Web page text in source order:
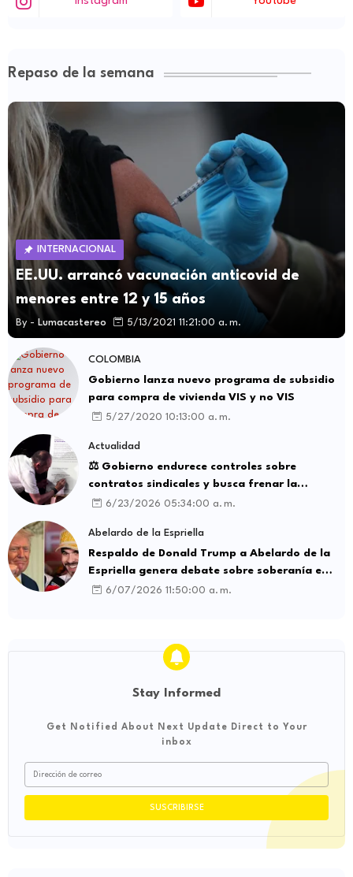
Repaso de la semana
INTERNACIONAL
EE.UU. arrancó vacunación anticovid de
menores entre 12 y 15 años
By - Lumacastereo 5/13/2021 11:21:00 a. m.
COLOMBIA
Gobierno lanza nuevo programa de subsidio
para compra de vivienda VIS y no VIS
5/27/2020 10:13:00 a. m.
Actualidad
⚖️ Gobierno endurece controles sobre
contratos sindicales y busca frenar la
intermediación laboral ilegal
6/23/2026 05:34:00 a. m.
Abelardo de la Espriella
Respaldo de Donald Trump a Abelardo de la
Espriella genera debate sobre soberanía e
influencia internacional
6/07/2026 11:50:00 a. m.
Stay Informed
Get Notified About Next Update Direct to Your
inbox